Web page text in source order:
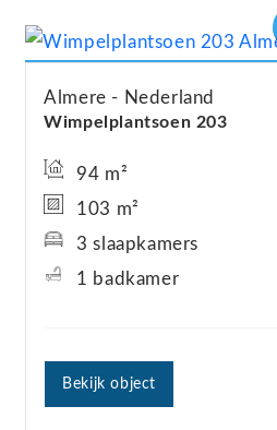
Wimpelplantsoen 203
Almere Nederland
94 m²
103 m²
3 slaapkamers
1 badkamer
Bekijk object